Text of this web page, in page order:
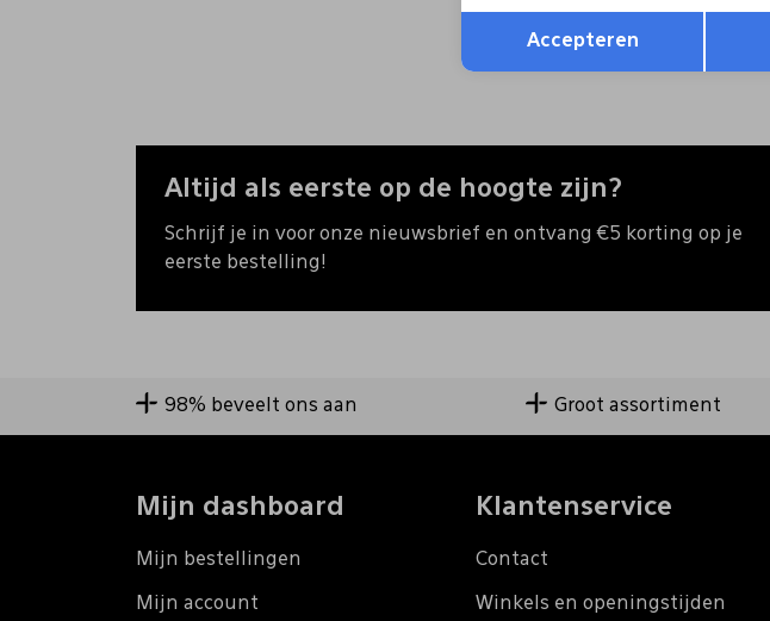
Altijd als eerste op de hoogte zijn?
Schrijf je in voor onze nieuwsbrief en ontvang €5 korting op je
eerste bestelling!
98% beveelt ons aan Groot assortiment
Mijn dashboard
Mijn bestellingen
Mijn account
Klantenservice
Contact
Winkels en openingstijden
Accepteren